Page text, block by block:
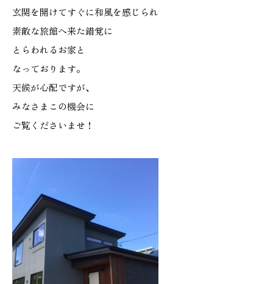
STAFF BLOG
スタッフブログ
COMPANY
ACCESS MAP
アクセスマップ
053-488-5127
10:00〜19:00 水曜定休
玄関を開けてすぐに和風を感じられ
素敵な旅館へ来た錯覚に
とらわれるお家と
なっております。
天候が心配ですが、
みなさまこの機会に
ご覧くださいませ！